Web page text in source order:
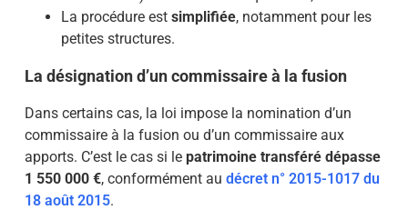
La procédure est simplifiée, notamment pour les
petites structures.
La désignation d’un commissaire à la fusion
Dans certains cas, la loi impose la nomination d’un
commissaire à la fusion ou d’un commissaire aux
apports. C’est le cas si le patrimoine transféré dépasse
1 550 000 €, conformément au décret n° 2015-1017 du
18 août 2015.